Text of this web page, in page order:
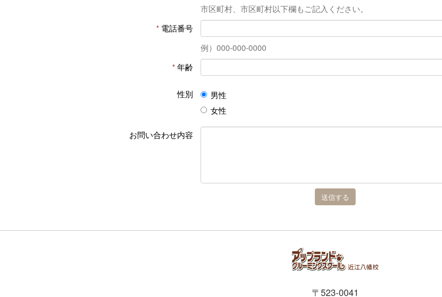
市区町村、市区町村以下欄もご記入ください。
* 電話番号
例）000-000-0000
*年齢
性別
男性
女性
お問い合わせ内容
送信する
〒523-0041